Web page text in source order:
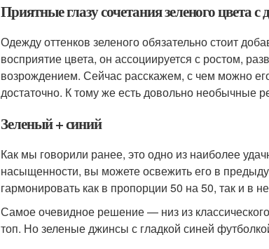
Приятные глазу сочетания зеленого цвета с
Одежду оттенков зеленого обязательно стоит
восприятие цвета, он ассоциируется с ростом,
возрождением. Сейчас расскажем, с чем можно
достаточно. К тому же есть довольно необычные
Зеленый + синий
Как мы говорили ранее, это одно из наиболее
насыщенности, вы можете освежить его в
гармонировать как в пропорции 50 на 50, так и в
Самое очевидное решение — низ из
топ. Но зеленые джинсы с гладкой синей